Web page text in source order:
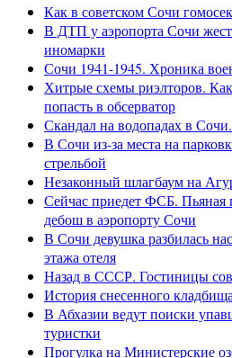
Как в советском Сочи
В ДТП у аэропорта Сочи
иномарки
Сочи 1941-1945. Хроника
Хитрые схемы риэлторов.
попасть в обсерватор
Скандал на водопадах в
В Сочи из-за места на
стрельбой
Незаконный шлагбаум на
Сейчас приедет ФСБ. Пьяная
дебош в аэропорту Сочи
В Сочи девушка разбилась
этажа отеля
Назад в СССР. Гостиницы
История снесенного
В Абхазии ведут поиски
туристки
Прогулка на Министерские